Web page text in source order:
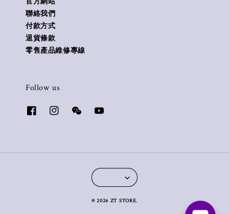
聯絡我們
付款方式
退貨條款
零售產品維修專線
Follow us
© 2026 ZT STORE.